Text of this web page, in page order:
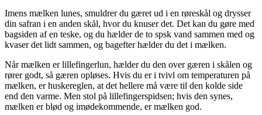
Imens mælken lunes, smuldrer du gæret ud i en røreskål og drysser
din safran i en anden skål, hvor du knuser det. Det kan du gøre med
bagsiden af en teske, og du hælder de to spsk vand sammen med og
kvaser det lidt sammen, og bagefter hælder du det i mælken.
Når mælken er lillefingerlun, hælder du den over gæren i skålen og
rører godt, så gæren opløses. Hvis du er i tvivl om temperaturen på
mælken, er huskereglen, at det hellere må være til den kolde side
end den varme. Men stol på lillefingerspidsen; hvis den synes,
mælken er blød og imødekommende, er mælken god.